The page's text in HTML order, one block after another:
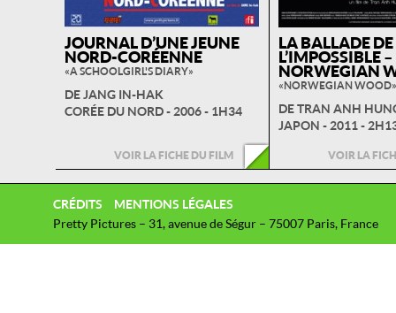
JOURNAL D’UNE JEUNE
NORD-CORÉENNE
« A SCHOOLGIRL'S DIARY »
DE JANG IN-HAK
CORÉE DU NORD - 2006 - 1H34
VOIR LA FICHE DU FILM
LA BALLADE DE
L’IMPOSSIBLE –
NORWEGIAN
« NORWEGIAN WOOD »
DE TRAN ANH
JAPON - 2011 -
VOIR LA
CRÉDITS
MENTIONS LÉGALES
Pretty Pictures – 31, avenue de Ségur – 75007 Paris, France